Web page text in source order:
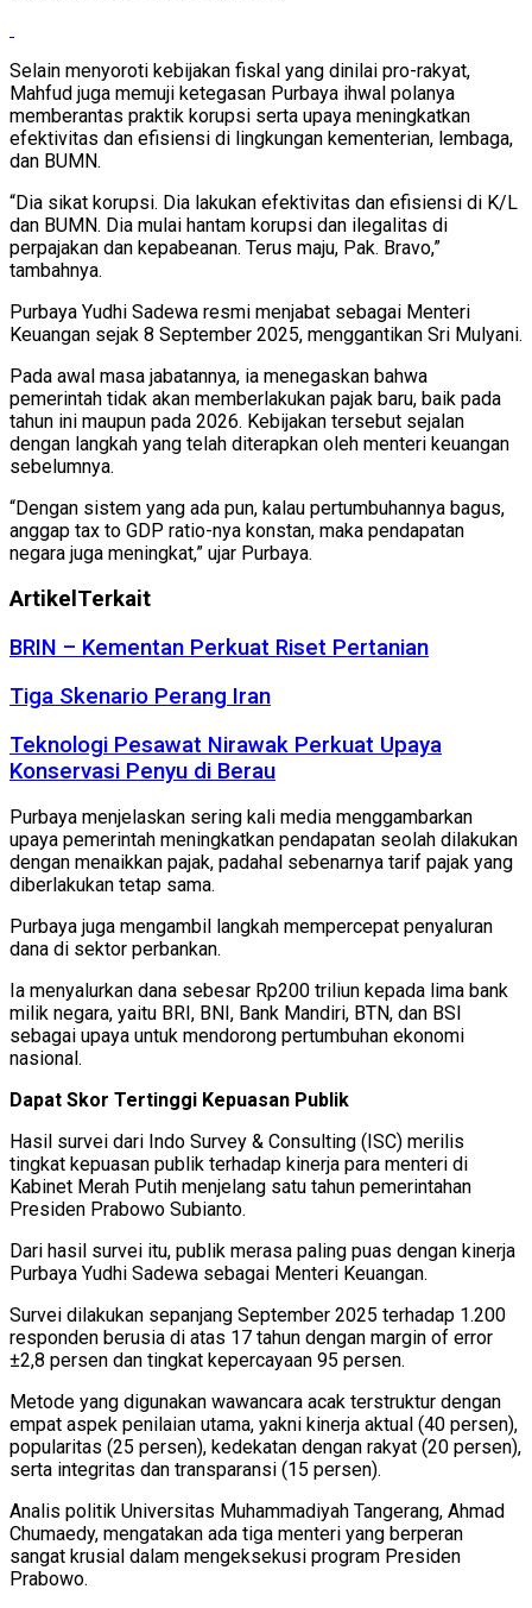
Selain menyoroti kebijakan fiskal yang dinilai pro-rakyat,
Mahfud juga memuji ketegasan Purbaya ihwal polanya
memberantas praktik korupsi serta upaya meningkatkan
efektivitas dan efisiensi di lingkungan kementerian, lembaga,
dan BUMN.
“Dia sikat korupsi. Dia lakukan efektivitas dan efisiensi di K/L
dan BUMN. Dia mulai hantam korupsi dan ilegalitas di
perpajakan dan kepabeanan. Terus maju, Pak. Bravo,”
tambahnya.
Purbaya Yudhi Sadewa resmi menjabat sebagai Menteri
Keuangan sejak 8 September 2025, menggantikan Sri Mulyani.
Pada awal masa jabatannya, ia menegaskan bahwa
pemerintah tidak akan memberlakukan pajak baru, baik pada
tahun ini maupun pada 2026. Kebijakan tersebut sejalan
dengan langkah yang telah diterapkan oleh menteri keuangan
sebelumnya.
“Dengan sistem yang ada pun, kalau pertumbuhannya bagus,
anggap tax to GDP ratio-nya konstan, maka pendapatan
negara juga meningkat,” ujar Purbaya.
Artikel Terkait
BRIN – Kementan Perkuat Riset Pertanian
Tiga Skenario Perang Iran
Teknologi Pesawat Nirawak Perkuat Upaya
Konservasi Penyu di Berau
Purbaya menjelaskan sering kali media menggambarkan
upaya pemerintah meningkatkan pendapatan seolah dilakukan
dengan menaikkan pajak, padahal sebenarnya tarif pajak yang
diberlakukan tetap sama.
Purbaya juga mengambil langkah mempercepat penyaluran
dana di sektor perbankan.
Ia menyalurkan dana sebesar Rp200 triliun kepada lima bank
milik negara, yaitu BRI, BNI, Bank Mandiri, BTN, dan BSI
sebagai upaya untuk mendorong pertumbuhan ekonomi
nasional.
Dapat Skor Tertinggi Kepuasan Publik
Hasil survei dari Indo Survey & Consulting (ISC) merilis
tingkat kepuasan publik terhadap kinerja para menteri di
Kabinet Merah Putih menjelang satu tahun pemerintahan
Presiden Prabowo Subianto.
Dari hasil survei itu, publik merasa paling puas dengan kinerja
Purbaya Yudhi Sadewa sebagai Menteri Keuangan.
Survei dilakukan sepanjang September 2025 terhadap 1.200
responden berusia di atas 17 tahun dengan margin of error
±2,8 persen dan tingkat kepercayaan 95 persen.
Metode yang digunakan wawancara acak terstruktur dengan
empat aspek penilaian utama, yakni kinerja aktual (40 persen),
popularitas (25 persen), kedekatan dengan rakyat (20 persen),
serta integritas dan transparansi (15 persen).
Analis politik Universitas Muhammadiyah Tangerang, Ahmad
Chumaedy, mengatakan ada tiga menteri yang berperan
sangat krusial dalam mengeksekusi program Presiden
Prabowo.